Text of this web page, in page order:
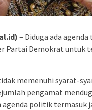
– Diduga ada
Partai Demokrat untuk
memenuhi syarat-
pengamat
agenda politik termasuk